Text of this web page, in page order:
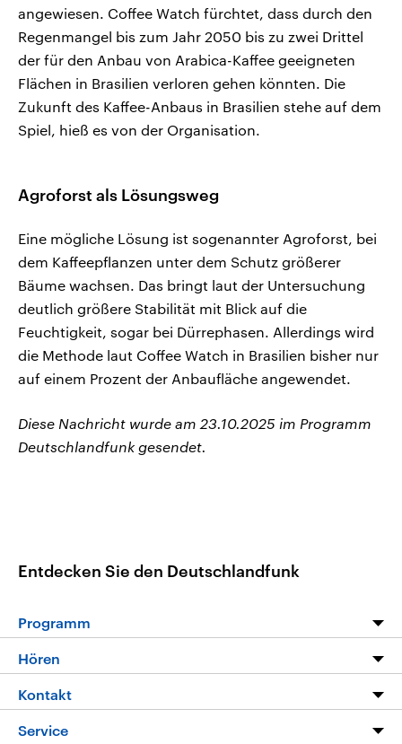
angewiesen. Coffee Watch fürchtet, dass durch den
Regenmangel bis zum Jahr 2050 bis zu zwei Drittel
der für den Anbau von Arabica-Kaffee geeigneten
Flächen in Brasilien verloren gehen könnten. Die
Zukunft des Kaffee-Anbaus in Brasilien stehe auf dem
Spiel, hieß es von der Organisation.
Agroforst als Lösungsweg
Eine mögliche Lösung ist sogenannter Agroforst, bei
dem Kaffeepflanzen unter dem Schutz größerer
Bäume wachsen. Das bringt laut der Untersuchung
deutlich größere Stabilität mit Blick auf die
Feuchtigkeit, sogar bei Dürrephasen. Allerdings wird
die Methode laut Coffee Watch in Brasilien bisher nur
auf einem Prozent der Anbaufläche angewendet.
Diese Nachricht wurde am 23.10.2025 im Programm
Deutschlandfunk gesendet.
Entdecken Sie den Deutschlandfunk
Programm
Programm
Die Nachrichten
Nachrichtenleicht
Hören
Livestream
Kontakt
Hörerservice
Service